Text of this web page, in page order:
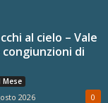
al cielo – Vale
congiunzioni di
2026 0